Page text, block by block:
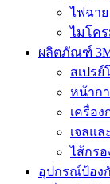
ไฟฉาย
ไมโค
ผลิตภัณฑ์
สเปร
หน้าก
เครื่อง
เจลแ
ไส้กรอ
อุปกรณ์ป้อง